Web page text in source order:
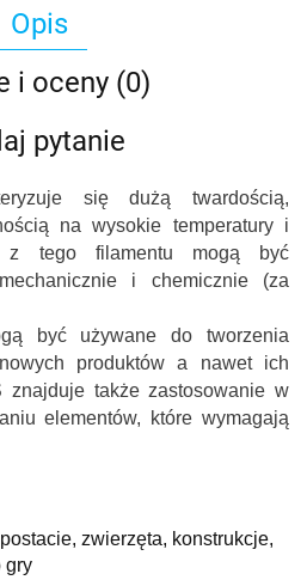
Opis
i oceny (0)
pytanie
się dużą twardością,
na wysokie temperatury i
z tego filamentu mogą być
i chemicznie (za
być używane do tworzenia
produktów a nawet ich
znajduje także zastosowanie w
elementów, które wymagają
zwierzęta, konstrukcje,
gry